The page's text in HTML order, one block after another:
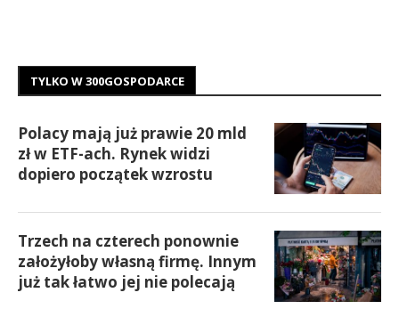
TYLKO W 300GOSPODARCE
Polacy mają już prawie 20 mld
zł w ETF-ach. Rynek widzi
dopiero początek wzrostu
Trzech na czterech ponownie
założyłoby własną firmę. Innym
już tak łatwo jej nie polecają